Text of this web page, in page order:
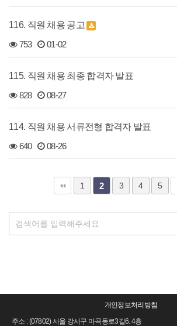
116. 직원 채용 공고
753 01-02
115. 직원 채용 최종 합격자 발표
828 08-27
114. 직원 채용 서류전형 합격자 발표
640 08-26
1 2 3 4 5
개인정보처리방침
주소 : (07802) 서울 강서구 마곡동로3길6. 4층